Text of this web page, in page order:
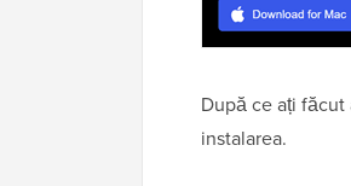
După ce ați
instalarea.